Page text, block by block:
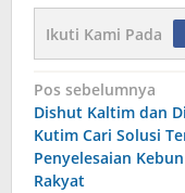
Ikuti Kami Pada
Navigasi
pos
Pos sebelumnya
Dishut Kaltim dan
Kutim Cari Solusi
Penyelesaian Kebun
Rakyat